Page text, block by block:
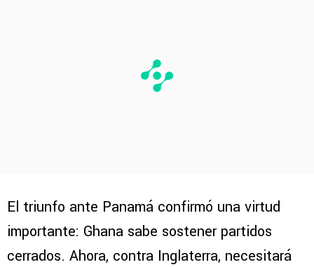
El triunfo ante Panamá confirmó una virtud
importante: Ghana sabe sostener partidos
cerrados. Ahora, contra Inglaterra, necesitará